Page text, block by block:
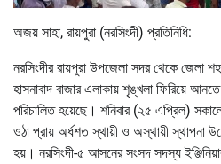
অজয় সাহা, রায়পুরা (নরসিংদী) প্রতিনিধি:
নরসিংদীর রায়পুরা উপজেলা সদর থেকে জেলা
হাসনাবাদ বাজার এলাকায় শৃঙ্খলা ফিরিয়ে
পরিচালিত হয়েছে। শনিবার (২৫ এপ্রিল)
ওঠা প্রায় অর্ধশত স্থায়ী ও অস্থায়ী স্থাপনা
হয়। নরসিংদী-৫ আসনের সংসদ সদস্য